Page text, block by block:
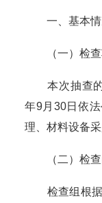
一、基本情
（一）检查
本次抽查的
年9月30日依
理、材料设备
（二）检查
检查组根据